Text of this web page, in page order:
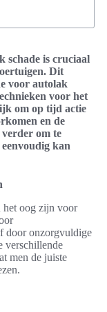
schade is cruciaal
Dit
voor autolak
voor het
om op tijd actie
en de
om te
kan
het oog zijn voor
door onzorgvuldige
verschillende
men de juiste